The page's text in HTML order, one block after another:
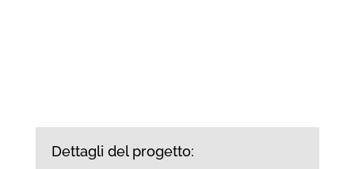
Dettagli del progetto: